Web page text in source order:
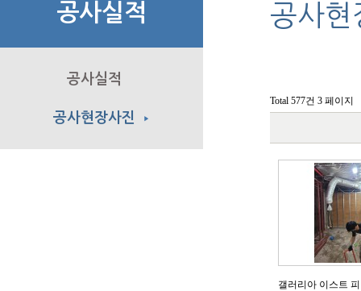
공사실적
공사실적
공사현장사진 ▶
공사현
Total 577건 3 페이지
갤러리아 이스트